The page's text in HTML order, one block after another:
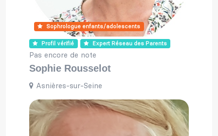
Sophrologue enfants/adolescents
Profil vérifié Expert Réseau des Parents
Pas encore de note
Sophie Rousselot
Asnières-sur-Seine